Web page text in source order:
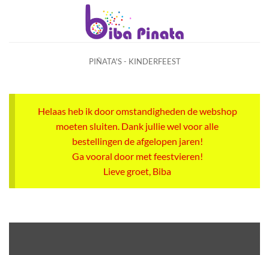
PIÑATA'S - KINDERFEEST
Helaas heb ik door omstandigheden de webshop
moeten sluiten. Dank jullie wel voor alle
bestellingen de afgelopen jaren!
Ga vooral door met feestvieren!
Lieve groet, Biba